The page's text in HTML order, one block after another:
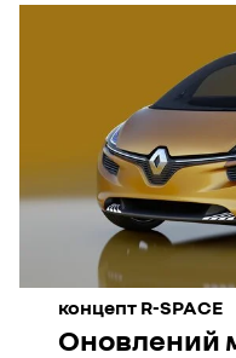
концепт R-SPACE
Оновлений